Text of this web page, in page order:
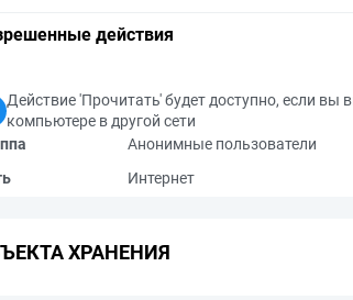
действия
Действие 'Прочитать' будет доступно, если вы
компьютере в другой сети
Анонимные пользователи
Интернет
ХРАНЕНИЯ